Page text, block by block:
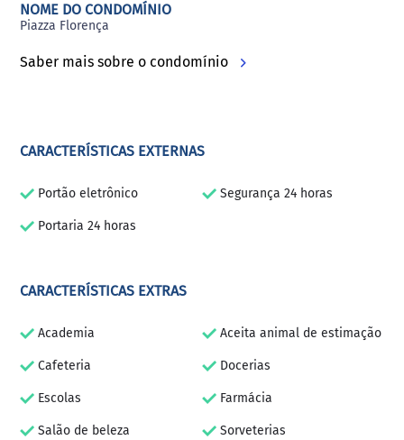
NOME DO CONDOMÍNIO
Piazza Florença
Saber mais sobre o condomínio
CARACTERÍSTICAS EXTERNAS
Portão eletrônico Segurança 24 horas
Portaria 24 horas
CARACTERÍSTICAS EXTRAS
Academia Aceita animal de estimação
Cafeteria Docerias
Escolas Farmácia
Salão de beleza Sorveterias